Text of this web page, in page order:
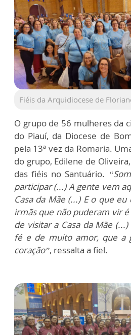
Fiéis da Arquidiocese de
O grupo de 56 mulheres da
do Piauí, da Diocese de
pela 13ª vez da Romaria.
do grupo, Edilene de
das fiéis no Santuário.
participar (...) A gente vem
Casa da Mãe (...) E o que
irmãs que não puderam vir
de visitar a Casa da Mãe
fé e de muito amor, que a
coração”, ressalta a fiel.